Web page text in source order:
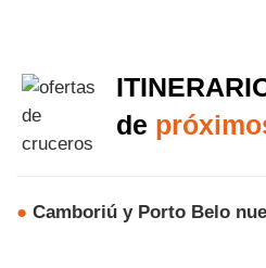
de
● Camboriú y Porto Belo